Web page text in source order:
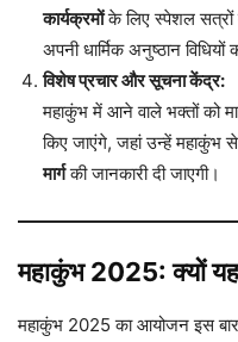
कार्यक्रमोंके लिए स्पेशल सत्रों
अपनी धार्मिक अनुष्ठान
विशेष प्रचार और सूचना केंद्र:
महाकुंभ में आने वाले भक्तों को
किए जाएंगे, जहां उन्हें महाकुंभ
मार्गकी जानकारी दी जाएगी।
महाकुंभ 2025: क्यों
महाकुंभ 2025 का आयोजन इस